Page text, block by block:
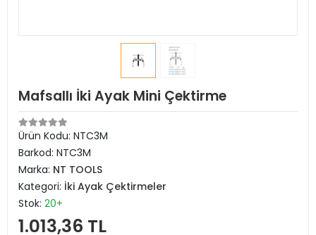
Mafsallı İki Ayak Mini Çektirme
Ürün Kodu: NTC3M
Barkod: NTC3M
Marka: NT TOOLS
Kategori: İki Ayak Çektirmeler
Stok: 20+
1.013,36 TL